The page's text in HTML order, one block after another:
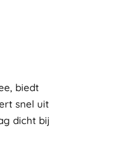
biedt
snel uit
dicht bij